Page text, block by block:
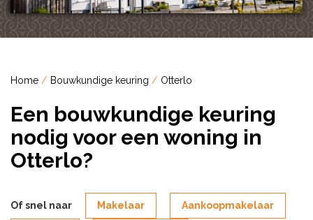
Home Bouwkundige keuring Otterlo
Een bouwkundige keuring
nodig voor een woning in
Otterlo?
Of snel naar Makelaar Aankoopmakelaar